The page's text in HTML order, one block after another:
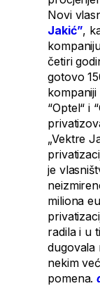
Novi
Jakić”,
četiri
gotovo
“Optel“ i
„Vektre
je
miliona
radila i u
dugovala
nekim
pomena.